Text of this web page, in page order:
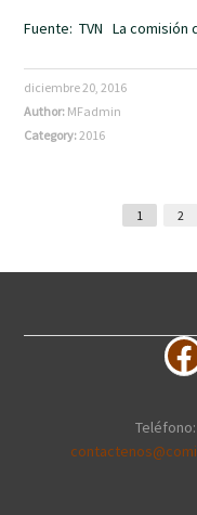
Fuente: TVN La comisión
diciembre 20, 2016
Author: MFadmin
Category:2016
1 2